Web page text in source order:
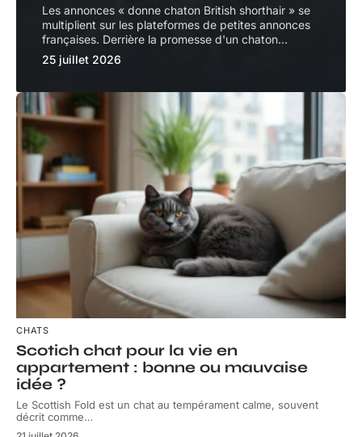
Les annonces « donne chaton British shorthair » se
multiplient sur les plateformes de petites annonces
françaises. Derrière la promesse d'un chaton…
25 juillet 2026
CHATS
Scotich chat pour la vie en
appartement : bonne ou mauvaise
idée ?
Le Scottish Fold est un chat au tempérament calme, souvent
décrit comme…